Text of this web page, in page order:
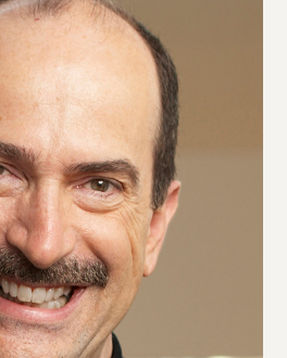
Tom Kelley
Diretor Geral da IDEO,
especialista em Inovação e
Criatividade
INGLÊS INGLÊS
VER PERFIL
Viaja
desde
ESTADOS UNIDOS
CALIFORNIA